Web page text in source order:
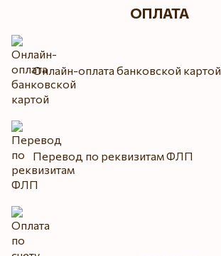
ОПЛАТА
Онлайн-оплата банковской картой
Перевод по реквизитам ФЛП